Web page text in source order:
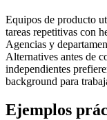
Equipos de producto
tareas repetitivas con
Agencias y
Alternatives antes de
independientes
background para
Ejemplos